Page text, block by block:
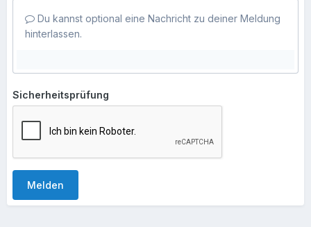
Du kannst optional eine Nachricht zu deiner Meldung
hinterlassen.
Sicherheitsprüfung
Melden